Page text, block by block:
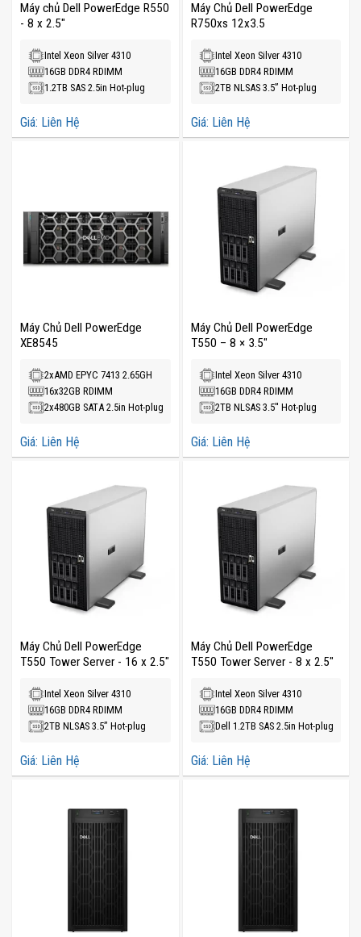
Máy chủ Dell PowerEdge R550
- 8 x 2.5"
Intel Xeon Silver 4310
16GB DDR4 RDIMM
1.2TB SAS 2.5in Hot-plug
Giá: Liên Hệ
Máy Chủ Dell PowerEdge
R750xs 12x3.5
Intel Xeon Silver 4310
16GB DDR4 RDIMM
2TB NLSAS 3.5” Hot-plug
Giá: Liên Hệ
Máy Chủ Dell PowerEdge
XE8545
2xAMD EPYC 7413 2.65GH
16x32GB RDIMM
2x480GB SATA 2.5in Hot-plug
Giá: Liên Hệ
Máy Chủ Dell PowerEdge
T550 – 8 × 3.5″
Intel Xeon Silver 4310
16GB DDR4 RDIMM
2TB NLSAS 3.5'' Hot-plug
Giá: Liên Hệ
Máy Chủ Dell PowerEdge
T550 Tower Server - 16 x 2.5"
Intel Xeon Silver 4310
16GB DDR4 RDIMM
2TB NLSAS 3.5” Hot-plug
Giá: Liên Hệ
Máy Chủ Dell PowerEdge
T550 Tower Server - 8 x 2.5"
Intel Xeon Silver 4310
16GB DDR4 RDIMM
Dell 1.2TB SAS 2.5in Hot-plug
Giá: Liên Hệ